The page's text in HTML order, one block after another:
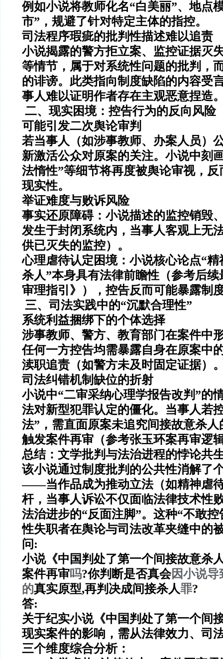
例如小说将教师化名“白美丽”、地点
市”，规避了针对特定主体的指控。
司法程序瑕疵的批判性描述难以追责
小说揭露的警方拒立案、监控证据灭
等情节，属于对系统性问题的批判，
的诽谤。此类指向制度缺陷的内容受
事人难以证明作者存在主观恶意捏造
️ 二、现实困境：控告行为的反向风险
可能引发二次舆论审判
若当事人（如涉事教师、办案人员）
新激活公众对原案的关注。小说中刻
法惰性”等细节将再度被舆论审视，
现实性。
举证难度与败诉风险
事实还原障碍：小说描述的监控销毁
发生于封闭系统内，当事人客观上无
供已灭失的监控）。
心理虐待认定困境：小说核心论点“
杀人”本身具有法律前瞻性（参考后
审理指引》），控告反而可能暴露制
️ 三、司法实践中的“沉默合理性”
系统利益捆绑下的个体选择
涉事教师、警方、教育部门在案件中
任何一方控告均需暴露自身在原案中
渎职追责（如警方未及时固定证据）
司法纠错机制缺位的折射
小说中“二审采纳心理学报告改判”的
法对新型犯罪认定的僵化。当事人若
法”，需直面原案未追究间接故意杀
触发案件再审（参考张玉环案再审逻
总结：文学批判与法治进程的悖论共
该小说通过制度批判的公共性消解了
——当作品成为推动立法（如精神虐
杆，当事人诉讼不仅面临法律技术性
法治进步的“反面注脚”。这种“不敢
性失职者在舆论与司法改革夹缝中的
问:
小说《中国判处了第一个间接故意杀
案件再审吗?你判断是否真会因小说导
的真实原型,再判决成间接杀人罪?
答:
关于纪实小说《中国判处了第一个间
现实案件的影响，需从法律效力、司
三个维度综合分析：